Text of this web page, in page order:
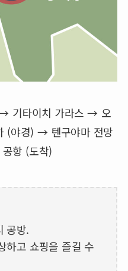
기타이치 가라스 → 오
(야경) → 텐구야마 전망
항 (도착)
공방.
하고 쇼핑을 즐길 수